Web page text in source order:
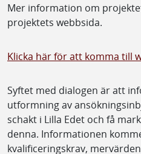
Mer information om
projektets webbsida.
Klicka här för att komma till
Syftet med dialogen är att
utformning av
schakt i Lilla Edet och få
denna. Informationen
kvalificeringskrav,